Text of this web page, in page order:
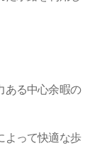
ある中心余暇の
よって快適な歩